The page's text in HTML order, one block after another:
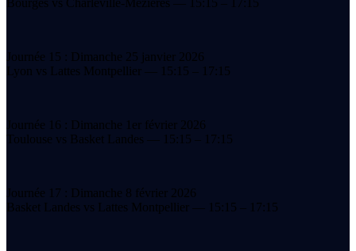
Bourges vs Charleville-Mézières — 15:15 – 17:15
Journée 15 : Dimanche 25 janvier 2026
Lyon vs Lattes Montpellier — 15:15 – 17:15
Journée 16 : Dimanche 1er février 2026
Toulouse vs Basket Landes — 15:15 – 17:15
Journée 17 : Dimanche 8 février 2026
Basket Landes vs Lattes Montpellier — 15:15 – 17:15